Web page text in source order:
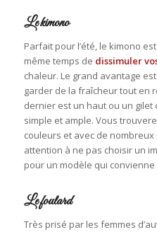
Le kimono
Parfait pour l’été, le kimono
même temps de dissimuler
chaleur. Le grand avantage
garder de la fraîcheur tout en
dernier est un haut ou un gilet
simple et ample. Vous
couleurs et avec de
attention à ne pas choisir un
pour un modèle qui convienne
Le foulard
Très prisé par les femmes